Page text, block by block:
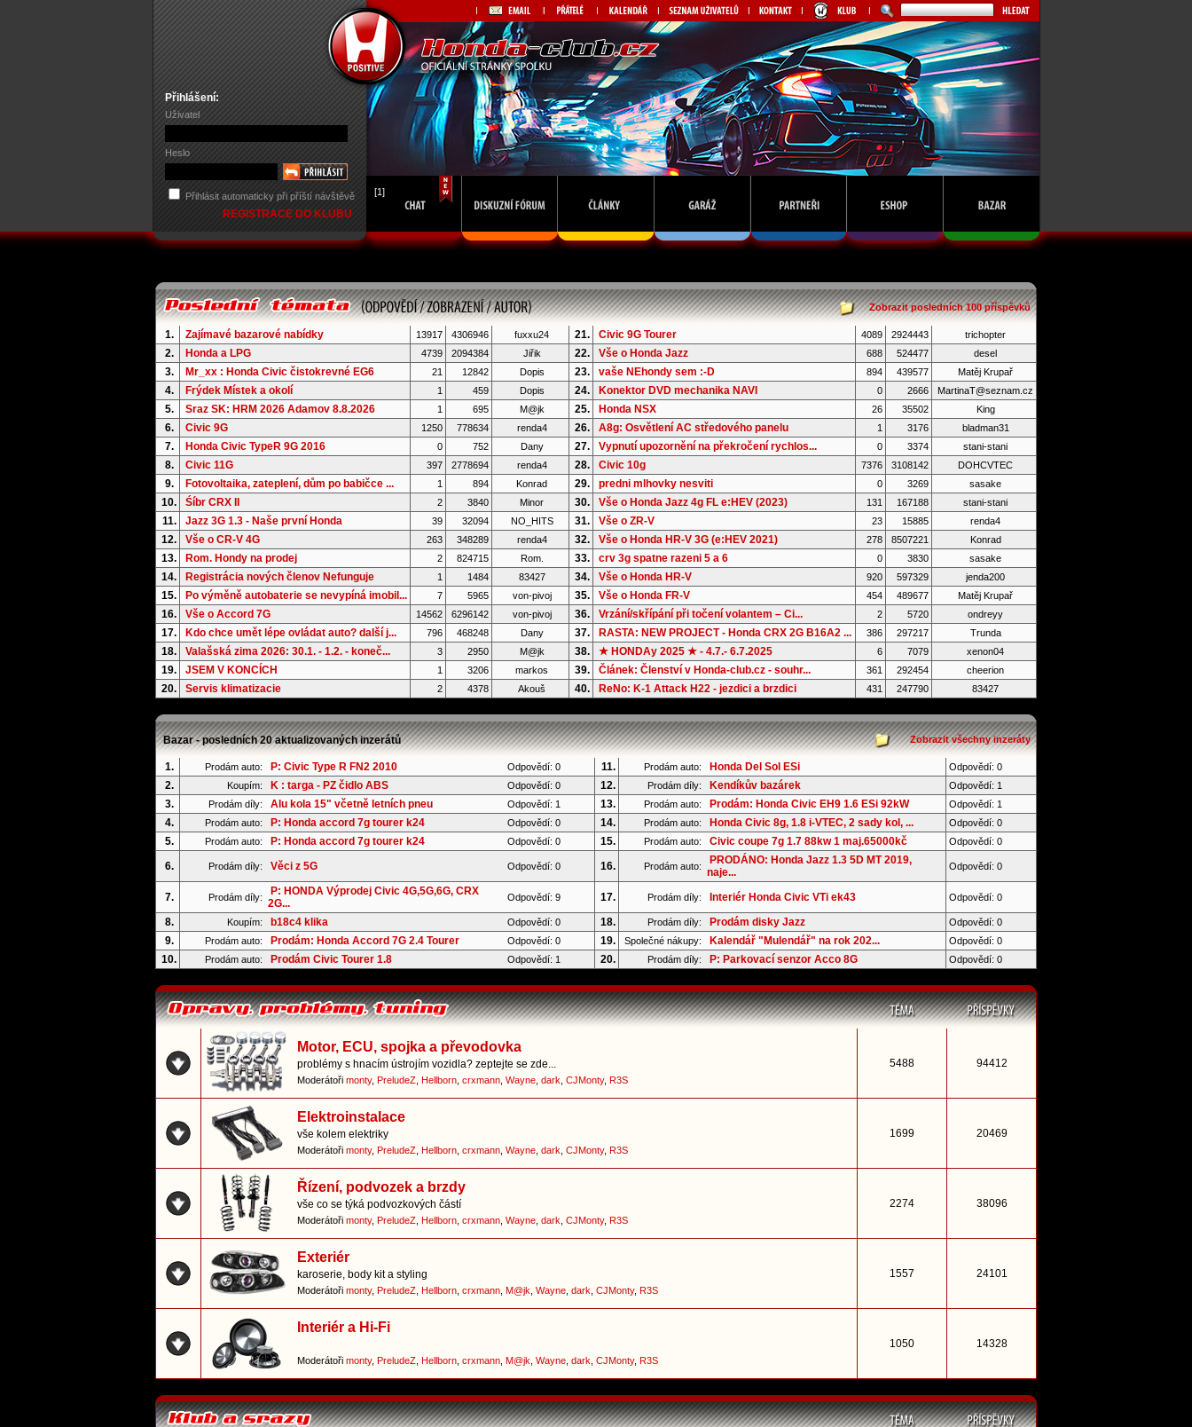
Přihlášení:
Uživatel
Heslo
Přihlásit automaticky při příští návštěvě
REGISTRACE DO KLUBU
[1]
Zobrazit posledních 100 příspěvků
1. Zajímavé bazarové nabídky 13917 4306946 fuxxu24 21. Civic 9G Tourer 4089 2924443 trichopter
2. Honda a LPG 4739 2094384 Jiřik 22. Vše o Honda Jazz 688 524477 desel
3. Mr_xx : Honda Civic čistokrevné EG6 21 12842 Dopis 23. vaše NEhondy sem :-D 894 439577 Matěj Krupař
4. Frýdek Místek a okolí 1 459 Dopis 24. Konektor DVD mechanika NAVI 0 2666 MartinaT@seznam.cz
5. Sraz SK: HRM 2026 Adamov 8.8.2026 1 695 M@jk 25. Honda NSX 26 35502 King
6. Civic 9G 1250 778634 renda4 26. A8g: Osvětlení AC středového panelu 1 3176 bladman31
7. Honda Civic TypeR 9G 2016 0 752 Dany 27. Vypnutí upozornění na překročení rychlos... 0 3374 stani-stani
8. Civic 11G 397 2778694 renda4 28. Civic 10g 7376 3108142 DOHCVTEC
9. Fotovoltaika, zateplení, dům po babičce ... 1 894 Konrad 29. predni mlhovky nesviti 0 3269 sasake
10. Śíbr CRX II 2 3840 Minor 30. Vše o Honda Jazz 4g FL e:HEV (2023) 131 167188 stani-stani
11. Jazz 3G 1.3 - Naše první Honda 39 32094 NO_HITS 31. Vše o ZR-V 23 15885 renda4
12. Vše o CR-V 4G 263 348289 renda4 32. Vše o Honda HR-V 3G (e:HEV 2021) 278 8507221 Konrad
13. Rom. Hondy na prodej 2 824715 Rom. 33. crv 3g spatne razeni 5 a 6 0 3830 sasake
14. Registrácia nových členov Nefunguje 1 1484 83427 34. Vše o Honda HR-V 920 597329 jenda200
15. Po výměně autobaterie se nevypíná imobil... 7 5965 von-pivoj 35. Vše o Honda FR-V 454 489677 Matěj Krupař
16. Vše o Accord 7G 14562 6296142 von-pivoj 36. Vrzání/skřípání při točení volantem – Ci... 2 5720 ondreyy
17. Kdo chce umět lépe ovládat auto? další j... 796 468248 Dany 37. RASTA: NEW PROJECT - Honda CRX 2G B16A2 ... 386 297217 Trunda
18. Valašská zima 2026: 30.1. - 1.2. - koneč... 3 2950 M@jk 38. ★ HONDAy 2025 ★ - 4.7.- 6.7.2025 6 7079 xenon04
19. JSEM V KONCÍCH 1 3206 markos 39. Článek: Členství v Honda-club.cz - souhr... 361 292454 cheerion
20. Servis klimatizacie 2 4378 Akouš 40. ReNo: K-1 Attack H22 - jezdici a brzdici 431 247790 83427
Bazar - posledních 20 aktualizovaných inzerátů Zobrazit všechny inzeráty
1. Prodám auto: P: Civic Type R FN2 2010 Odpovědí: 0 11. Prodám auto: Honda Del Sol ESi Odpovědí: 0
2. Koupím: K : targa - PZ čidlo ABS Odpovědí: 0 12. Prodám díly: Kendíkův bazárek Odpovědí: 1
3. Prodám díly: Alu kola 15" včetně letních pneu Odpovědí: 1 13. Prodám auto: Prodám: Honda Civic EH9 1.6 ESi 92kW Odpovědí: 1
4. Prodám auto: P: Honda accord 7g tourer k24 Odpovědí: 0 14. Prodám auto: Honda Civic 8g, 1.8 i-VTEC, 2 sady kol, ... Odpovědí: 0
5. Prodám auto: P: Honda accord 7g tourer k24 Odpovědí: 0 15. Prodám auto: Civic coupe 7g 1.7 88kw 1 maj.65000kč Odpovědí: 0
6. Prodám díly: Věci z 5G Odpovědí: 0 16. Prodám auto:
PRODÁNO: Honda Jazz 1.3 5D MT 2019,
naje...
Odpovědí: 0
7. Prodám díly:
P: HONDA Výprodej Civic 4G,5G,6G, CRX
2G...
Odpovědí: 9 17. Prodám díly: Interiér Honda Civic VTi ek43 Odpovědí: 0
8. Koupím: b18c4 klika Odpovědí: 0 18. Prodám díly: Prodám disky Jazz Odpovědí: 0
9. Prodám auto: Prodám: Honda Accord 7G 2.4 Tourer Odpovědí: 0 19. Společné nákupy: Kalendář "Mulendář" na rok 202... Odpovědí: 0
10. Prodám auto: Prodám Civic Tourer 1.8 Odpovědí: 1 20. Prodám díly: P: Parkovací senzor Acco 8G Odpovědí: 0
Motor, ECU, spojka a převodovka
problémy s hnacím ústrojím vozidla? zeptejte se zde...
Moderátoři monty, PreludeZ Hellborn crxmann Wayne dark CJMonty, R3S
5488 94412
Elektroinstalace
vše kolem elektriky
Moderátoři monty, PreludeZ Hellborn crxmann Wayne dark CJMonty, R3S
1699 20469
Řízení, podvozek a brzdy
vše co se týká podvozkových částí
Moderátoři monty, PreludeZ Hellborn crxmann Wayne dark CJMonty, R3S
2274 38096
Exteriér
karoserie, body kit a styling
Moderátoři monty, PreludeZ Hellborn crxmann M@jk Wayne dark CJMonty, R3S
1557 24101
Interiér a Hi-Fi
Moderátoři monty, PreludeZ Hellborn crxmann M@jk Wayne dark CJMonty, R3S
1050 14328